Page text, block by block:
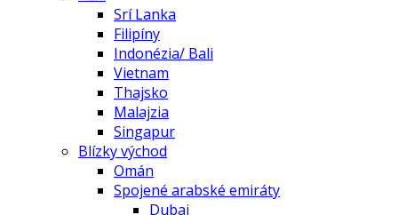
Srí Lanka
Filipíny
Indonézia/ Bali
Vietnam
Thajsko
Malajzia
Singapur
Blízky východ
Omán
Spojené arabské emiráty
Dubaj